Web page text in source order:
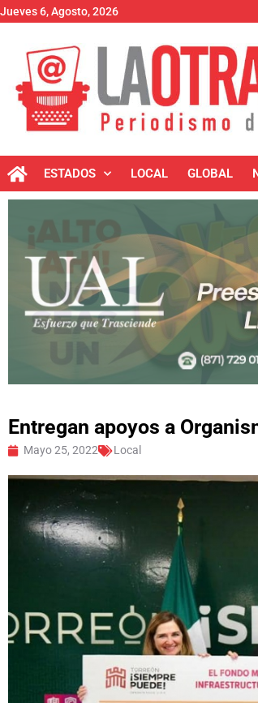
Jueves 6, Agosto, 2026
ESTADOS LOCAL GLOBAL
Entregan apoyos a
Mayo 25, 2022 Local